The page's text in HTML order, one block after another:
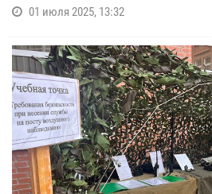
01 июля 2025, 13:32